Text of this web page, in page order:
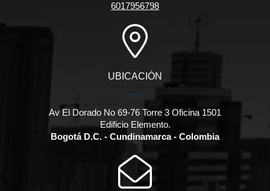
6017956798
UBICACIÓN
Av El Dorado No 69-76 Torre 3 Oficina 1501
Edificio Elemento.
Bogotá D.C. - Cundinamarca - Colombia